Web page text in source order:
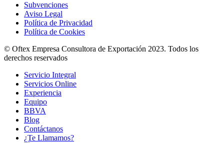
Subvenciones
Aviso Legal
Política de Privacidad
Política de Cookies
© Oftex Empresa Consultora de Exportación 2023. Todos los
derechos reservados
Servicio Integral
Servicios Online
Experiencia
Equipo
BBVA
Blog
Contáctanos
¿Te Llamamos?